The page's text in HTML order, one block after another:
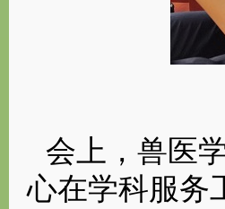
会上，兽医
心在学科服务